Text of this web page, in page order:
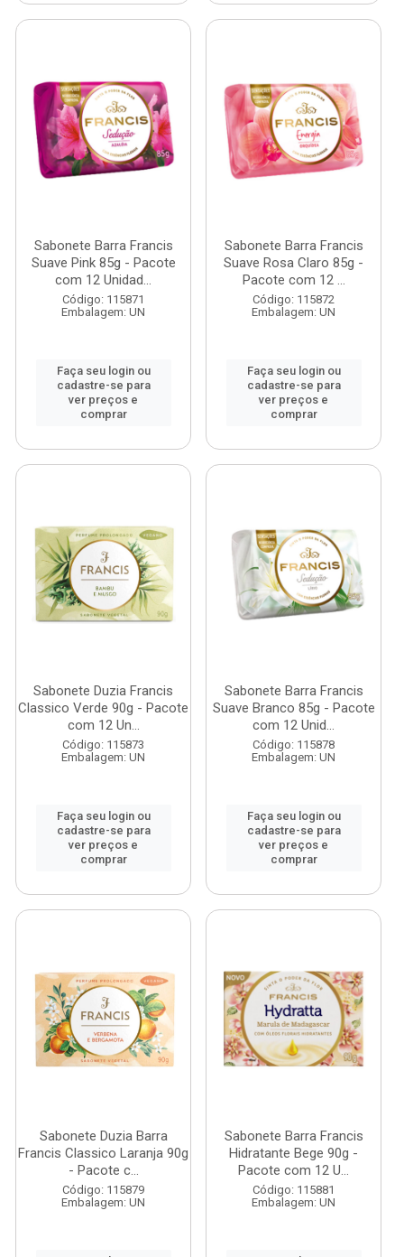
Sabonete Barra Francis
Suave Pink 85g - Pacote
com 12 Unidad...
Código: 115871
Embalagem: UN
Faça seu login ou
cadastre-se para
ver preços e
comprar
Sabonete Barra Francis
Suave Rosa Claro 85g -
Pacote com 12 ...
Código: 115872
Embalagem: UN
Faça seu login ou
cadastre-se para
ver preços e
comprar
Sabonete Duzia Francis
Classico Verde 90g - Pacote
com 12 Un...
Código: 115873
Embalagem: UN
Faça seu login ou
cadastre-se para
ver preços e
comprar
Sabonete Barra Francis
Suave Branco 85g - Pacote
com 12 Unid...
Código: 115878
Embalagem: UN
Faça seu login ou
cadastre-se para
ver preços e
comprar
Sabonete Duzia Barra
Francis Classico Laranja 90g
- Pacote c...
Código: 115879
Embalagem: UN
Sabonete Barra Francis
Hidratante Bege 90g -
Pacote com 12 U...
Código: 115881
Embalagem: UN